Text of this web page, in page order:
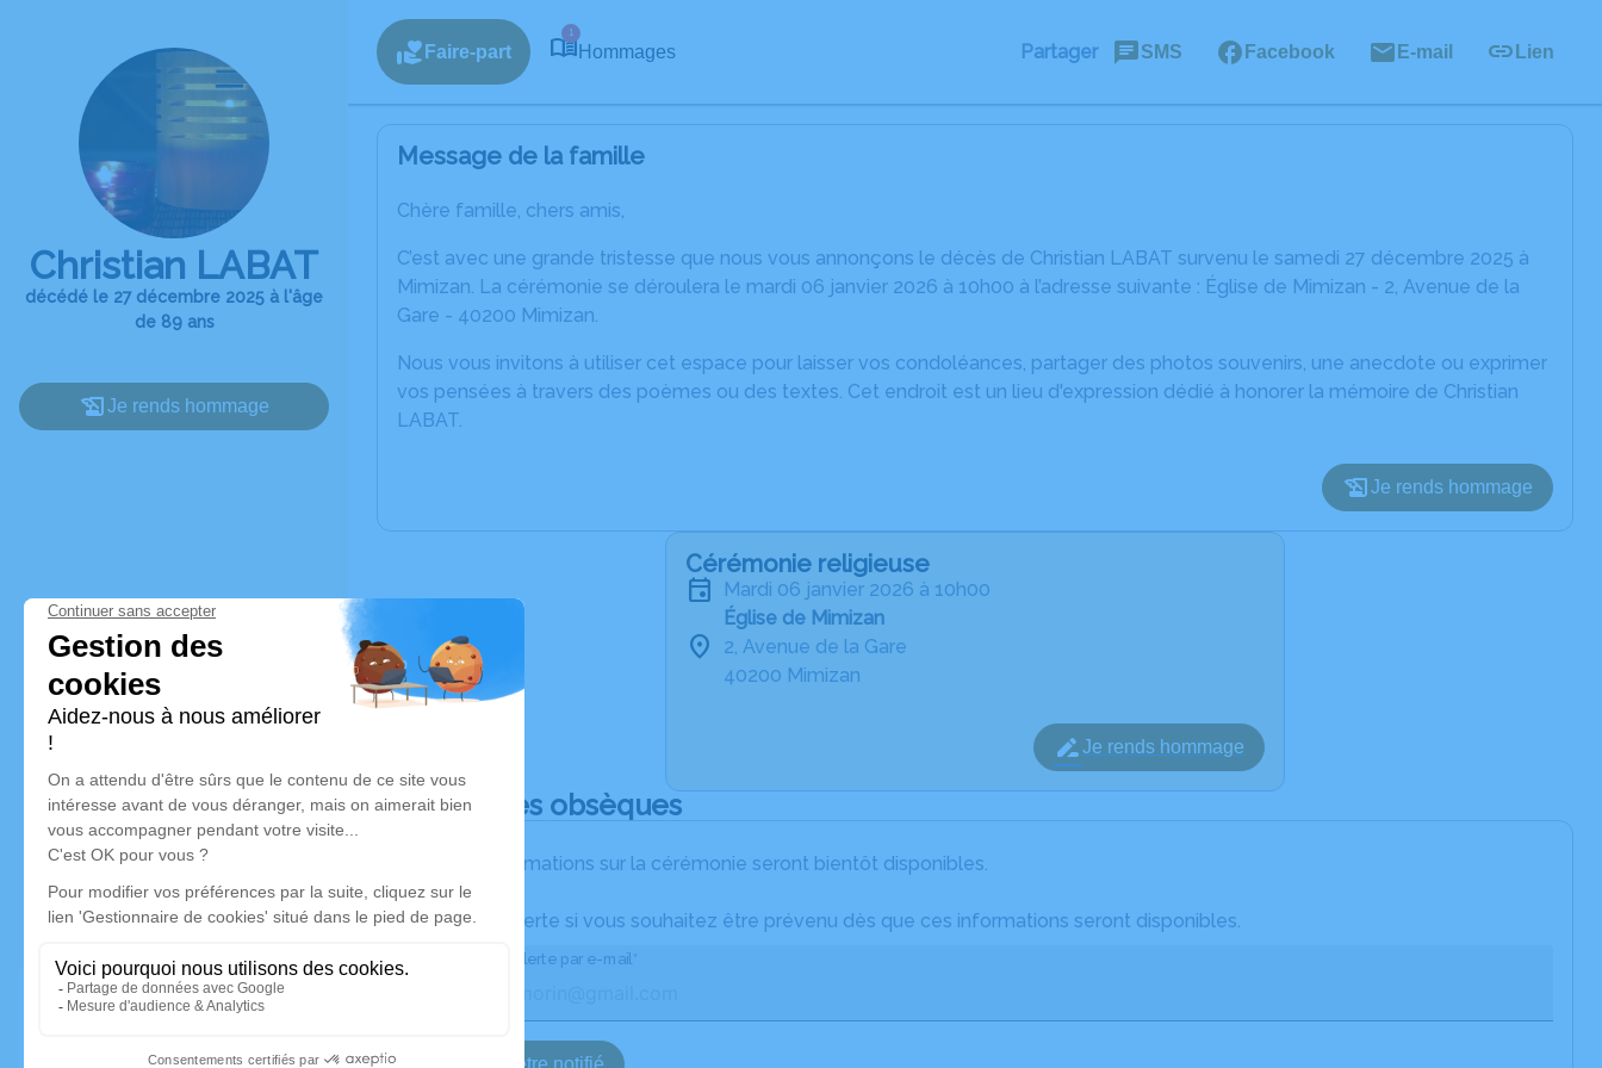
Christian LABAT
décédé le 27 décembre 2025 à l'âge
de 89 ans
Je rends hommage
Faire-part
1
Hommages Partager SMS Facebook E-mail Lien
Message de la famille
Chère famille, chers amis,
C’est avec une grande tristesse que nous vous annonçons le décès de Christian LABAT survenu le samedi 27 décembre 2025 à
Mimizan. La cérémonie se déroulera le mardi 06 janvier 2026 à 10h00 à l’adresse suivante : Église de Mimizan - 2, Avenue de la
Gare - 40200 Mimizan.
Nous vous invitons à utiliser cet espace pour laisser vos condoléances, partager des photos souvenirs, une anecdote ou exprimer
vos pensées à travers des poèmes ou des textes. Cet endroit est un lieu d'expression dédié à honorer la mémoire de Christian
LABAT.
Je rends hommage
Cérémonie religieuse
mardi 06 janvier 2026 à 10h00
Église de Mimizan
2, Avenue de la Gare
40200 Mimizan
Je rends hommage
Déroulé des obsèques
Les informations sur la cérémonie seront bientôt disponibles.
Activez une alerte si vous souhaitez être prévenu dès que ces informations seront disponibles.
Recevoir une alerte par e-mail*
Je veux être notifié